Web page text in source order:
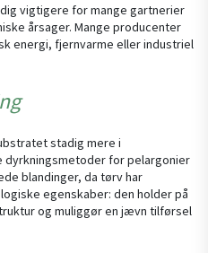
vigtigere for mange gartnerier
årsager. Mange producenter
energi, fjernvarme eller industriel
stadig mere i
for pelargonier
blandinger, da tørv har
egenskaber: den holder på
og muliggør en jævn tilførsel